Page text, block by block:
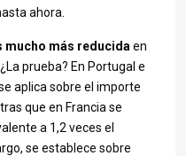
ahora.
mucho más reducida en
prueba? En Portugal e
aplica sobre el importe
que en Francia se
a 1,2 veces el
se establece sobre